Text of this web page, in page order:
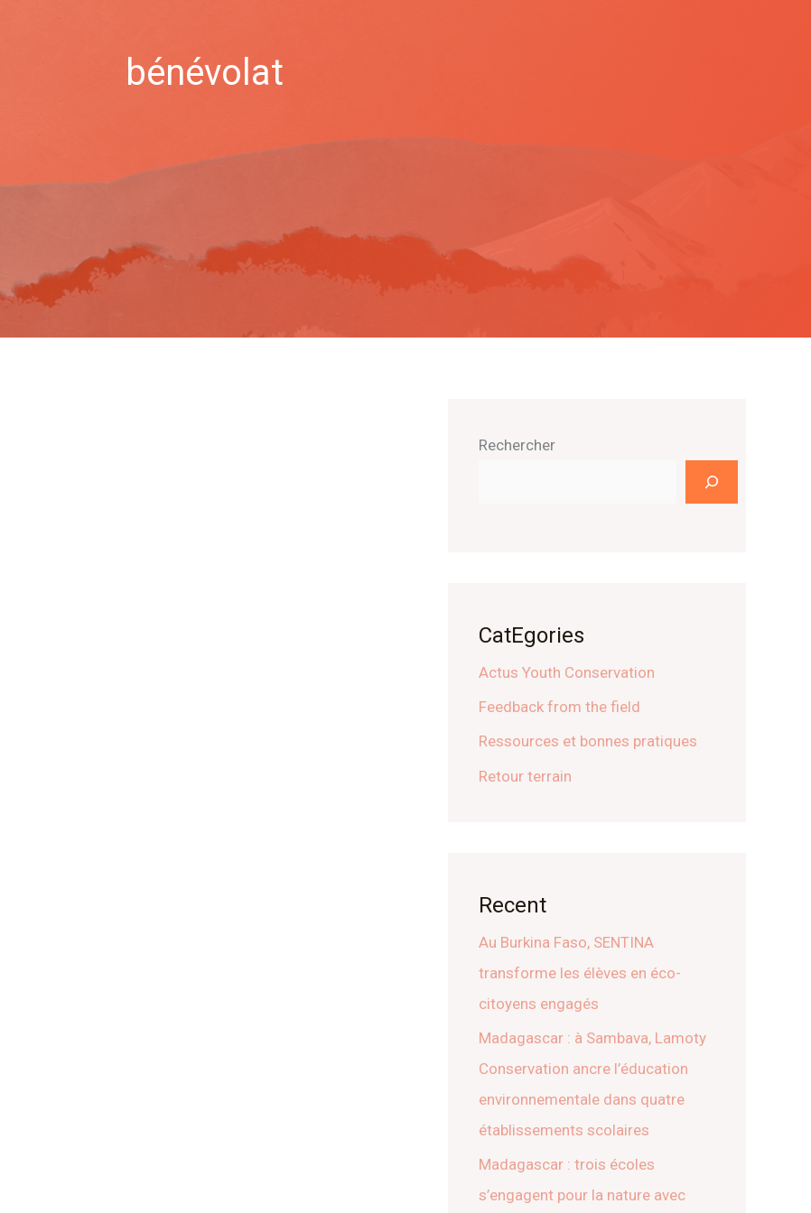
bénévolat
Rechercher
CatEgories
Actus Youth Conservation
Feedback from the field
Ressources et bonnes pratiques
Retour terrain
Recent
Au Burkina Faso, SENTINA
transforme les élèves en éco-
citoyens engagés
Madagascar : à Sambava, Lamoty
Conservation ancre l’éducation
environnementale dans quatre
établissements scolaires
Madagascar : trois écoles
s’engagent pour la nature avec